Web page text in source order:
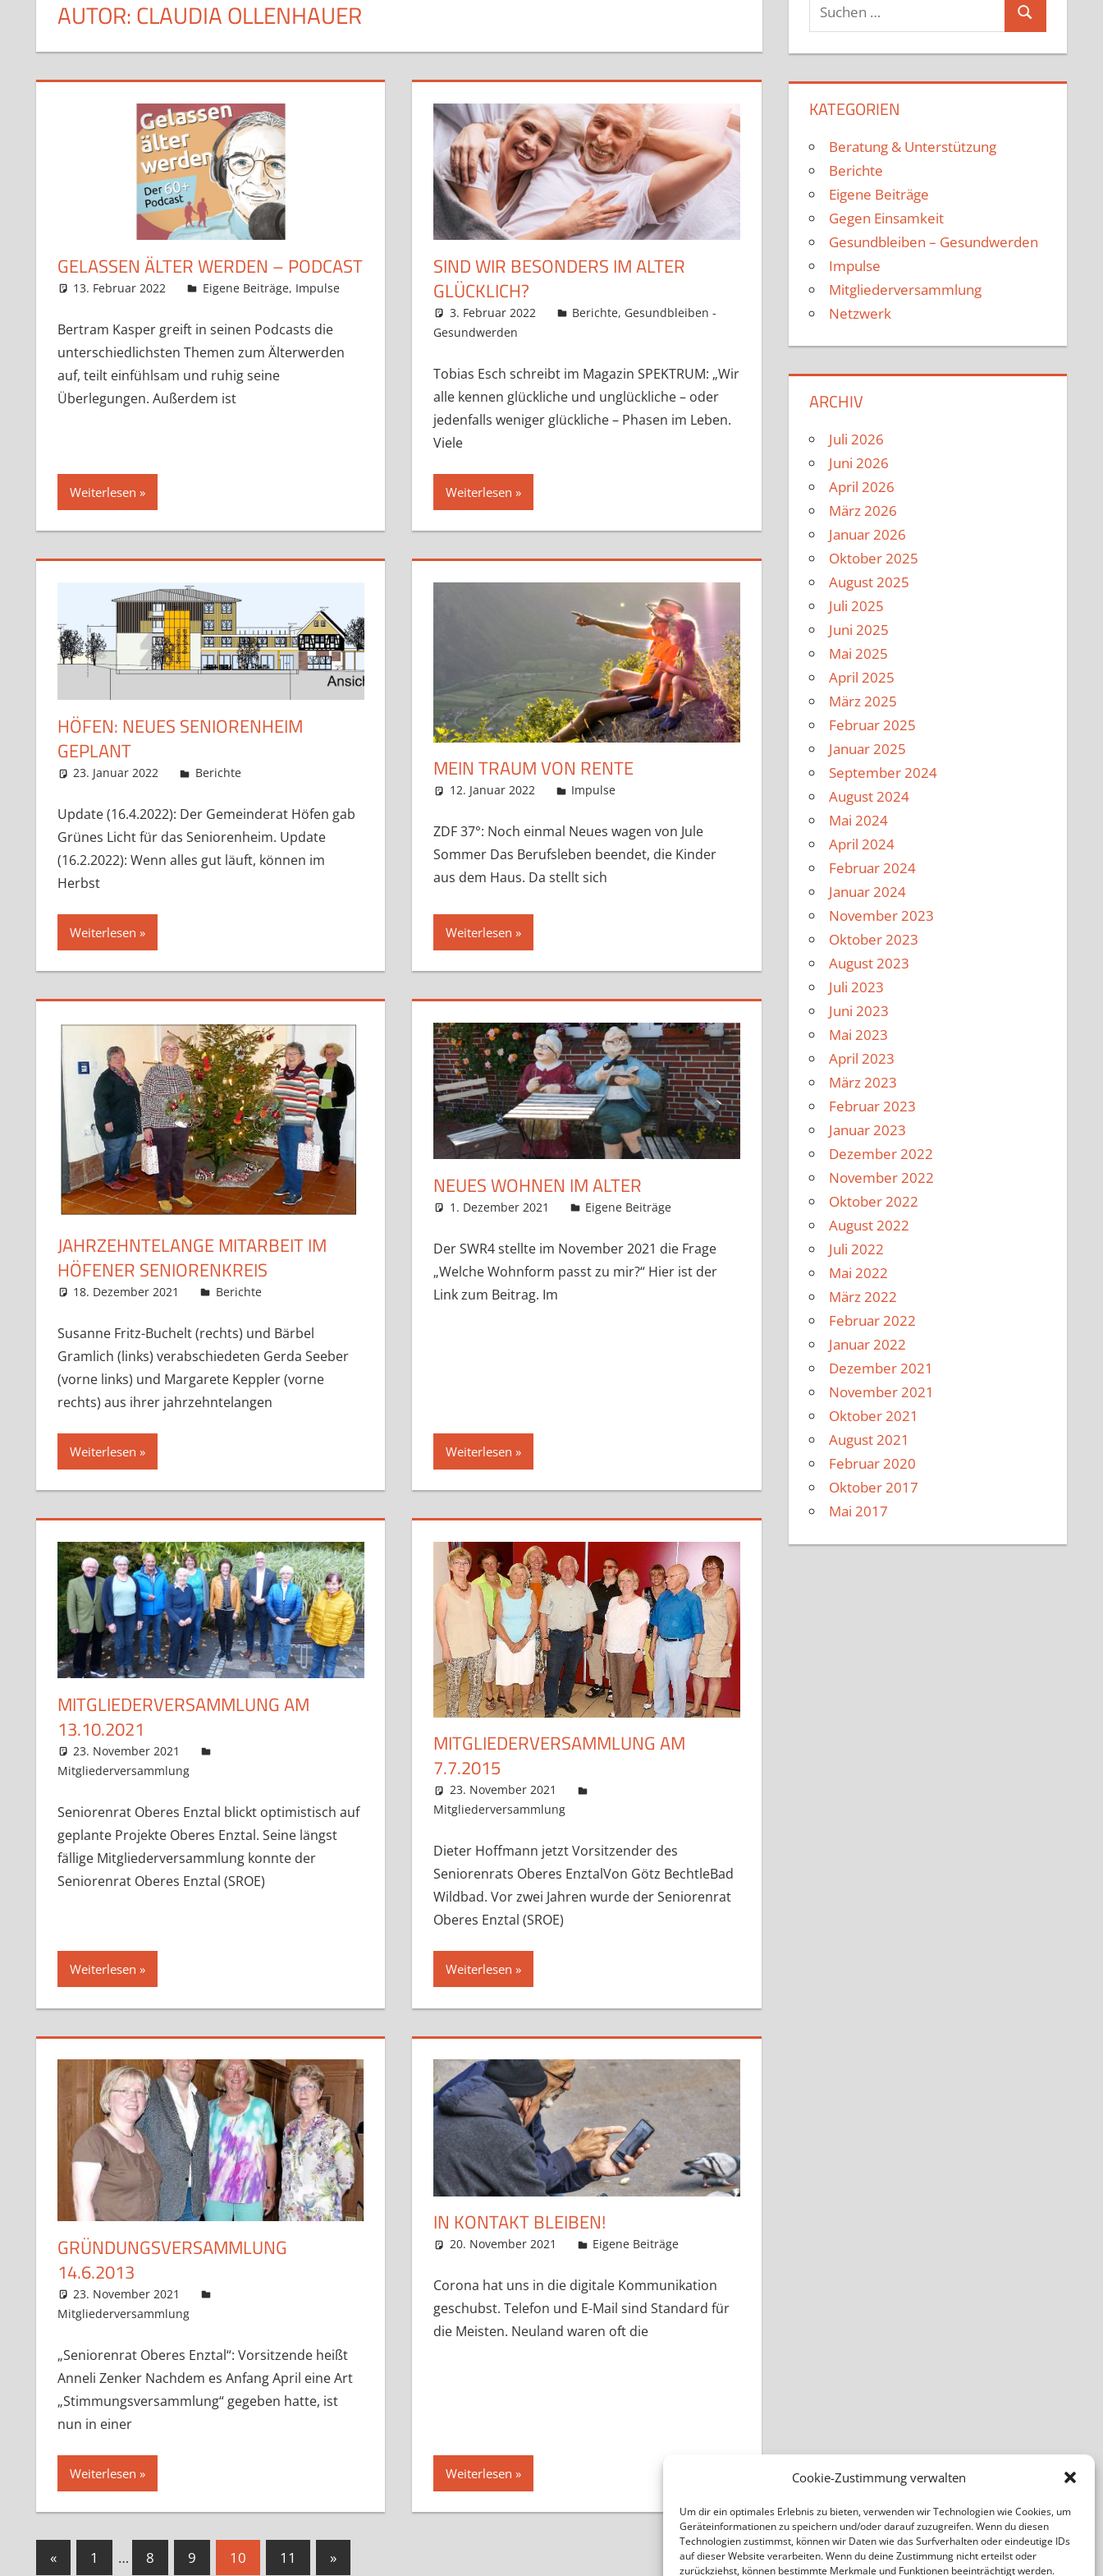
Cookie-Zustimmung verwalten
Um dir ein optimales Erlebnis zu bieten, verwenden wir Technologien wie Cookies, um
Geräteinformationen zu speichern und/oder darauf zuzugreifen. Wenn du diesen
Technologien zustimmst, können wir Daten wie das Surfverhalten oder eindeutige IDs
auf dieser Website verarbeiten. Wenn du deine Zustimmung nicht erteilst oder
zurückziehst, können bestimmte Merkmale und Funktionen beeinträchtigt werden.
AUTOR:CLAUDIA OLLENHAUER
GELASSEN ÄLTER WERDEN – PODCAST
13. Februar 2022 Claudia Ollenhauer
Eigene Beiträge, Impulse
Bertram Kasper greift in seinen Podcasts die
unterschiedlichsten Themen zum Älterwerden
auf, teilt einfühlsam und ruhig seine
Überlegungen. Außerdem ist
Weiterlesen
SIND WIR BESONDERS IM ALTER
GLÜCKLICH?
3. Februar 2022 Claudia Ollenhauer
Berichte, Gesundbleiben -
Gesundwerden
Tobias Esch schreibt im Magazin SPEKTRUM: „Wir
alle kennen glückliche und unglückliche – oder
jedenfalls weniger glückliche – Phasen im Leben.
Viele
Weiterlesen
HÖFEN: NEUES SENIORENHEIM
GEPLANT
23. Januar 2022 Claudia Ollenhauer
Berichte
Update (16.4.2022): Der Gemeinderat Höfen gab
Grünes Licht für das Seniorenheim. Update
(16.2.2022): Wenn alles gut läuft, können im
Herbst
Weiterlesen
MEIN TRAUM VON RENTE
12. Januar 2022 Claudia Ollenhauer
Impulse
ZDF 37°: Noch einmal Neues wagen von Jule
Sommer Das Berufsleben beendet, die Kinder
aus dem Haus. Da stellt sich
Weiterlesen
JAHRZEHNTELANGE MITARBEIT IM
HÖFENER SENIORENKREIS
18. Dezember 2021 Claudia Ollenhauer
Berichte
Susanne Fritz-Buchelt (rechts) und Bärbel
Gramlich (links) verabschiedeten Gerda Seeber
(vorne links) und Margarete Keppler (vorne
rechts) aus ihrer jahrzehntelangen
Weiterlesen
NEUES WOHNEN IM ALTER
1. Dezember 2021 Claudia Ollenhauer
Eigene Beiträge
Der SWR4 stellte im November 2021 die Frage
„Welche Wohnform passt zu mir?“ Hier ist der
Link zum Beitrag. Im
Weiterlesen
MITGLIEDERVERSAMMLUNG AM
13.10.2021
23. November 2021
Mitgliederversammlung
Seniorenrat Oberes Enztal blickt optimistisch auf
geplante Projekte Oberes Enztal. Seine längst
fällige Mitgliederversammlung konnte der
Seniorenrat Oberes Enztal (SROE)
Weiterlesen
MITGLIEDERVERSAMMLUNG AM
7.7.2015
23. November 2021
Mitgliederversammlung
Dieter Hoffmann jetzt Vorsitzender des
Seniorenrats Oberes EnztalVon Götz BechtleBad
Wildbad. Vor zwei Jahren wurde der Seniorenrat
Oberes Enztal (SROE)
Weiterlesen
GRÜNDUNGSVERSAMMLUNG
14.6.2013
23. November 2021
Mitgliederversammlung
„Seniorenrat Oberes Enztal“: Vorsitzende heißt
Anneli Zenker Nachdem es Anfang April eine Art
„Stimmungsversammlung“ gegeben hatte, ist
nun in einer
Weiterlesen
IN KONTAKT BLEIBEN!
20. November 2021 Claudia Ollenhauer
Eigene Beiträge
Corona hat uns in die digitale Kommunikation
geschubst. Telefon und E-Mail sind Standard für
die Meisten. Neuland waren oft die
Weiterlesen
Seitennummerierung
«Vorherige
1 … 8 9 10 11
Nächste
»
KATEGORIEN
Beratung & Unterstützung
Berichte
Eigene Beiträge
Gegen Einsamkeit
Gesundbleiben – Gesundwerden
Impulse
Mitgliederversammlung
Netzwerk
ARCHIV
Juli 2026
Juni 2026
April 2026
März 2026
Januar 2026
Oktober 2025
August 2025
Juli 2025
Juni 2025
Mai 2025
April 2025
März 2025
Februar 2025
Januar 2025
September 2024
August 2024
Mai 2024
April 2024
Februar 2024
Januar 2024
November 2023
Oktober 2023
August 2023
Juli 2023
Juni 2023
Mai 2023
April 2023
März 2023
Februar 2023
Januar 2023
Dezember 2022
November 2022
Oktober 2022
August 2022
Juli 2022
Mai 2022
März 2022
Februar 2022
Januar 2022
Dezember 2021
November 2021
Oktober 2021
August 2021
Februar 2020
Oktober 2017
Mai 2017